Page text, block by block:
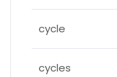
cycle
cycles